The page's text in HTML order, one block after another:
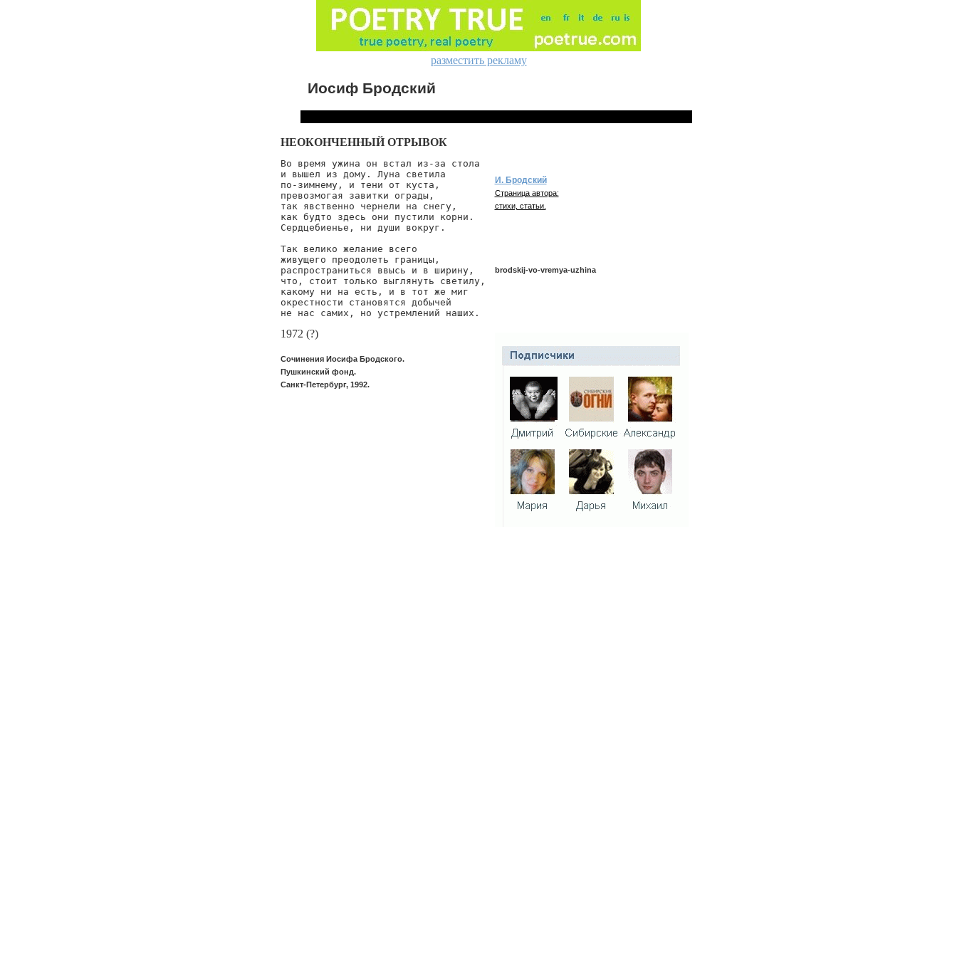
разместить рекламу
Иосиф Бродский
НЕОКОНЧЕННЫЙ ОТРЫВОК
Во время ужина он встал из-за стола
и вышел из дому. Луна светила
по-зимнему, и тени от куста,
превозмогая завитки ограды,
так явственно чернели на снегу,
как будто здесь они пустили корни.
Сердцебиенье, ни души вокруг.
Так велико желание всего
живущего преодолеть границы,
распространиться ввысь и в ширину,
что, стоит только выглянуть светилу,
какому ни на есть, и в тот же миг
окрестности становятся добычей
не нас самих, но устремлений наших.
1972 (?)
Сочинения Иосифа Бродского.
Пушкинский фонд.
Санкт-Петербург, 1992.
И. Бродский
Страница автора:
стихи, статьи.
brodskij-vo-vremya-uzhina